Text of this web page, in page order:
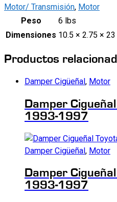
Motor/ Transmisión, Motor
Peso
6 lbs
Dimensiones 10.5 × 2.75 ×
Productos
Damper Cigüeñal, Motor
Damper
1993-1997
Damper Cigüeñal, Motor
Damper
1993-1997